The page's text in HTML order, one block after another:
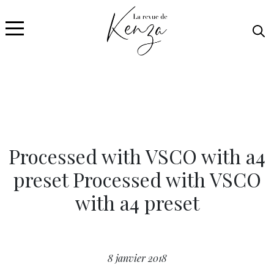
Processed with VSCO with a4
preset Processed with VSCO
with a4 preset
8 janvier 2018